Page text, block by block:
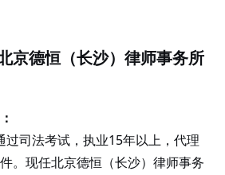
京德恒（长沙）律师事务所
过司法考试，执业15年以上，代理
。现任北京德恒（长沙）律师事务